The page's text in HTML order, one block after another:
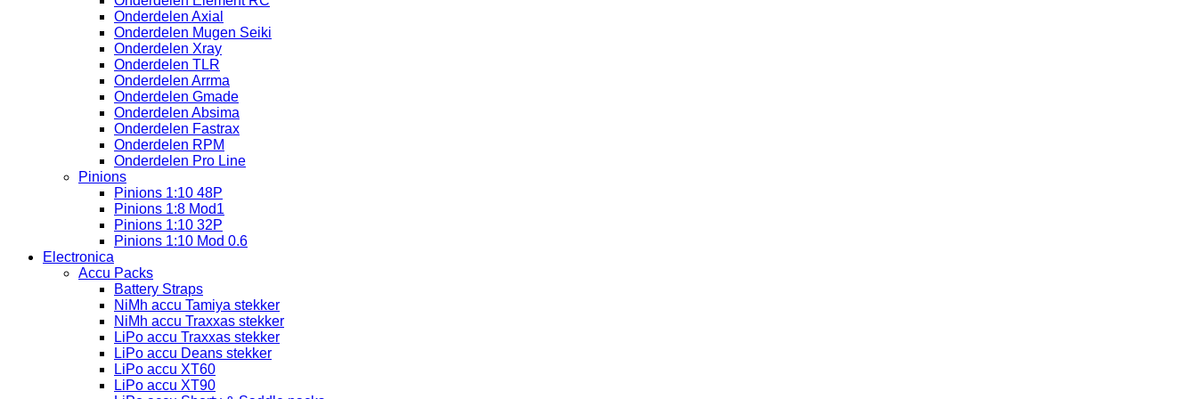
Onderdelen Axial
Onderdelen Mugen Seiki
Onderdelen Xray
Onderdelen TLR
Onderdelen Arrma
Onderdelen Gmade
Onderdelen Absima
Onderdelen Fastrax
Onderdelen RPM
Onderdelen Pro Line
Pinions
Pinions 1:10 48P
Pinions 1:8 Mod1
Pinions 1:10 32P
Pinions 1:10 Mod 0.6
Electronica
Accu Packs
Battery Straps
NiMh accu Tamiya stekker
NiMh accu Traxxas stekker
LiPo accu Traxxas stekker
LiPo accu Deans stekker
LiPo accu XT60
LiPo accu XT90